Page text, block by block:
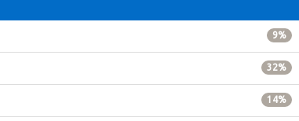
9%
32%
14%